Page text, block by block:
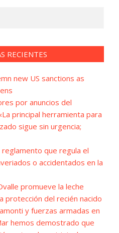
RECIENTES
new US sanctions as
por anuncios del
principal herramienta para
sigue sin urgencia;
que regula el
o accidentados en la
promueve la leche
protección del recién nacido
y fuerzas armadas en
hemos demostrado que